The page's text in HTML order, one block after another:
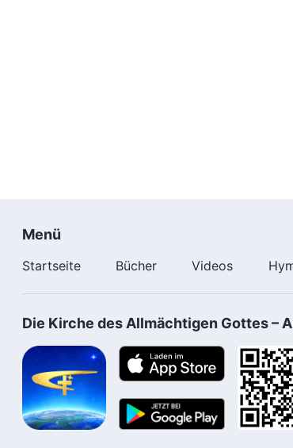
Menü
Startseite Bücher Videos
Die Kirche des Allmächtigen Gottes –